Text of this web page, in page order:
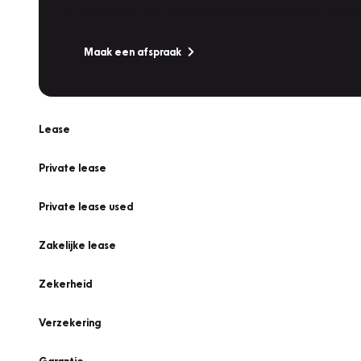
Maak een afspraak
Lease
Private lease
Private lease used
Zakelijke lease
Zekerheid
Verzekering